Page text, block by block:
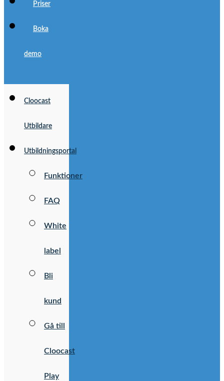
Priser
Boka
demo
Cloocast
Utbildare
Utbildningsportal
Funktioner
FAQ
White
label
Bli
kund
Gå till
Cloocast
Play